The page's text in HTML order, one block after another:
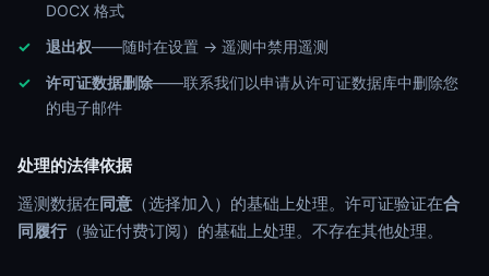
DOCX 格式
退出权——随时在设置 → 遥测中禁用遥测
许可证数据删除——联系我们以申请从许可证数据库中删除您
的电子邮件
处理的法律依据
遥测数据在同意 （选择加入）的基础上处理。许可证验证在合
同履行（验证付费订阅）的基础上处理。不存在其他处理。